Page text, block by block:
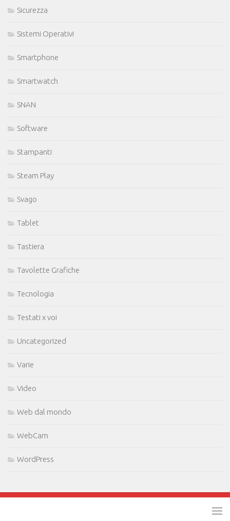
Sicurezza
Sistemi Operativi
Smartphone
Smartwatch
SNAN
Software
Stampanti
Steam Play
Svago
Tablet
Tastiera
Tavolette Grafiche
Tecnologia
Testati x voi
Uncategorized
Varie
Video
Web dal mondo
WebCam
WordPress